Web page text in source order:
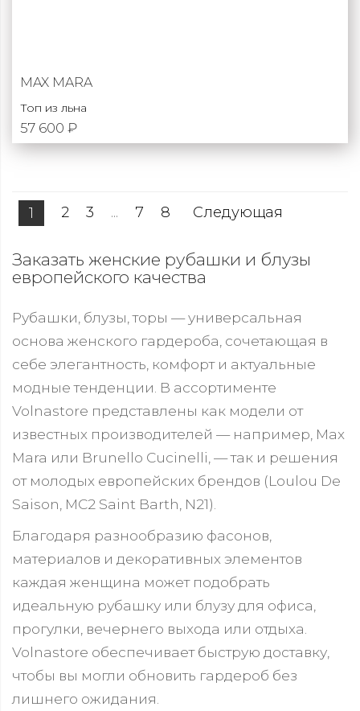
MAX MARA
Топ из льна
57 600 ₽
1 2 3 ... 7 8 Следующая
Заказать женские рубашки и блузы
европейского качества
Рубашки, блузы, торы — универсальная
основа женского гардероба, сочетающая в
себе элегантность, комфорт и актуальные
модные тенденции. В ассортименте
Volnastore представлены как модели от
известных производителей — например, Max
Mara или Brunello Cucinelli, — так и решения
от молодых европейских брендов (Loulou De
Saison, MC2 Saint Barth, N21).
Благодаря разнообразию фасонов,
материалов и декоративных элементов
каждая женщина может подобрать
идеальную рубашку или блузу для офиса,
прогулки, вечернего выхода или отдыха.
Volnastore обеспечивает быструю доставку,
чтобы вы могли обновить гардероб без
лишнего ожидания.